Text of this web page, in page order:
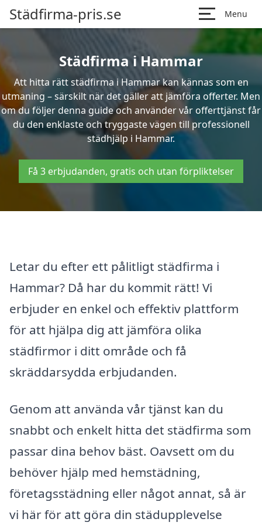
Städfirma-pris.se Menu
Städfirma i Hammar
Att hitta rätt städfirma i Hammar kan kännas som en
utmaning – särskilt när det gäller att jämföra offerter. Men
om du följer denna guide och använder vår offerttjänst får
du den enklaste och tryggaste vägen till professionell
städhjälp i Hammar.
Få 3 erbjudanden, gratis och utan förpliktelser
Letar du efter ett pålitligt städfirma i
Hammar? Då har du kommit rätt! Vi
erbjuder en enkel och effektiv plattform
för att hjälpa dig att jämföra olika
städfirmor i ditt område och få
skräddarsydda erbjudanden.
Genom att använda vår tjänst kan du
snabbt och enkelt hitta det städfirma som
passar dina behov bäst. Oavsett om du
behöver hjälp med hemstädning,
företagsstädning eller något annat, så är
vi här för att göra din städupplevelse